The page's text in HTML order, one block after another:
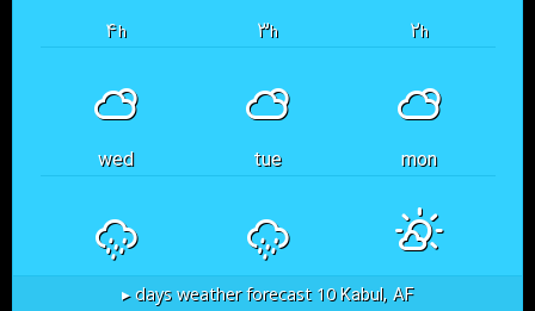
۲h ۳h ۴h
mon
tue
wed
Kabul, AF
10 days weather forecast ▸